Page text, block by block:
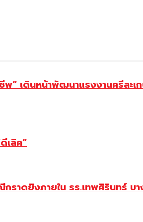
” เดินหน้าพัฒนาแรงงานศรีสะเ
เลิศ”
ราดยิงภายใน รร.เทพศิรินทร์ บ